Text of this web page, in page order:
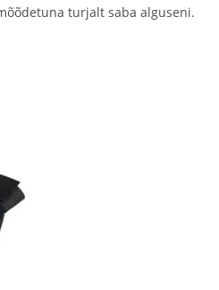
turjalt saba alguseni.